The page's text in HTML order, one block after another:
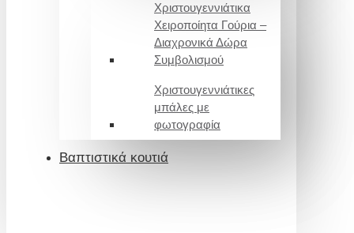
Χριστουγεννιάτικα
Χειροποίητα Γούρια –
Διαχρονικά Δώρα
Συμβολισμού
Χριστουγεννιάτικες
μπάλες με
φωτογραφία
Βαπτιστικά κουτιά